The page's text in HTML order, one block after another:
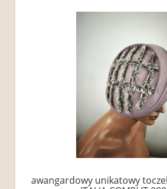
awangardowy unikatowy